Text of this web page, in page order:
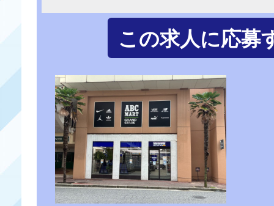
この求人に応募